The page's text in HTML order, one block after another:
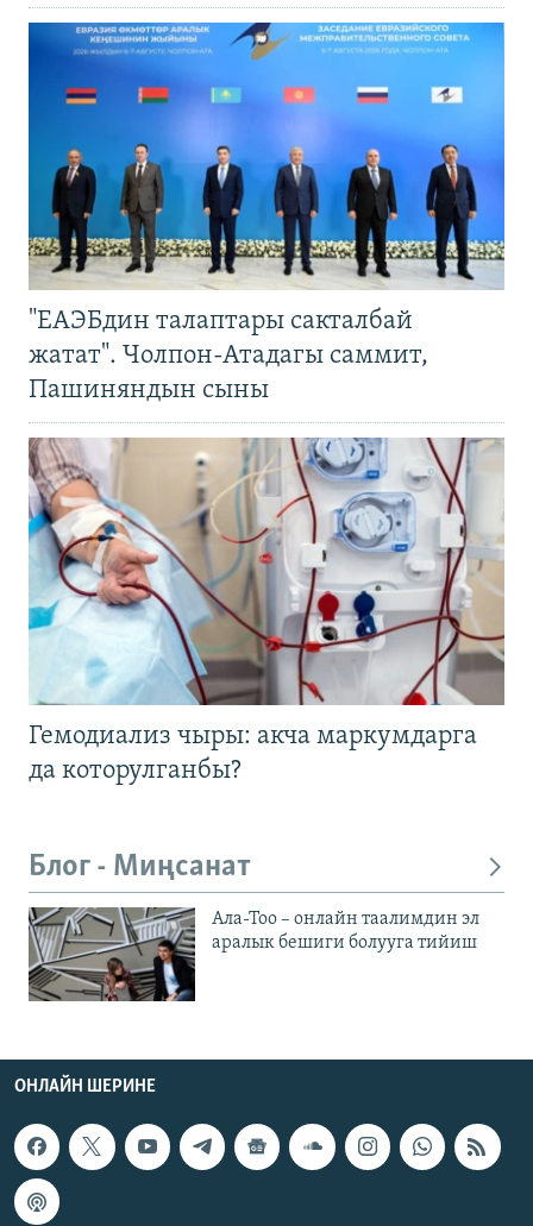
"ЕАЭБдин талаптары сакталбай
жатат". Чолпон-Атадагы саммит,
Пашиняндын сыны
Гемодиализ чыры: акча маркумдарга
да которулганбы?
Блог - Миңсанат
Ала-Тоо – онлайн таалимдин эл
аралык бешиги болууга тийиш
ОНЛАЙН ШЕРИНЕ